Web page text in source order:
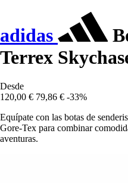
adidas
Terrex
Desde
120,00 € 79,86 € -33%
Equípate con las botas de
Gore-Tex para combinar
aventuras.